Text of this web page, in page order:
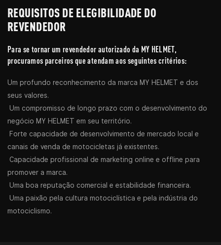
REQUISITOS DE ELEGIBILIDADE DO
REVENDEDOR
Para se tornar um revendedor autorizado da MY HELMET,
procuramos parceiros que atendam aos seguintes critérios:
Um profundo reconhecimento da marca MY HELMET e dos
seus valores.
Um compromisso de longo prazo com o desenvolvimento do
negócio MY HELMET em seu território.
Forte capacidade de desenvolvimento de mercado local e
canais de venda de motocicletas já existentes.
Capacidade profissional de marketing online e offline para
promover a marca.
Uma boa reputação comercial e estabilidade financeira.
Uma paixão pela cultura motociclística e pela indústria do
motociclismo.